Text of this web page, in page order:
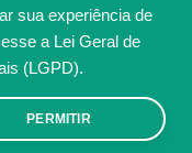
sua experiência de
a Lei Geral de
(LGPD).
PERMITIR
DE
isso é feito, acesse
clique em ACEITO.